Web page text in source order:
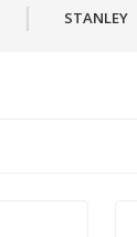
STANLEY